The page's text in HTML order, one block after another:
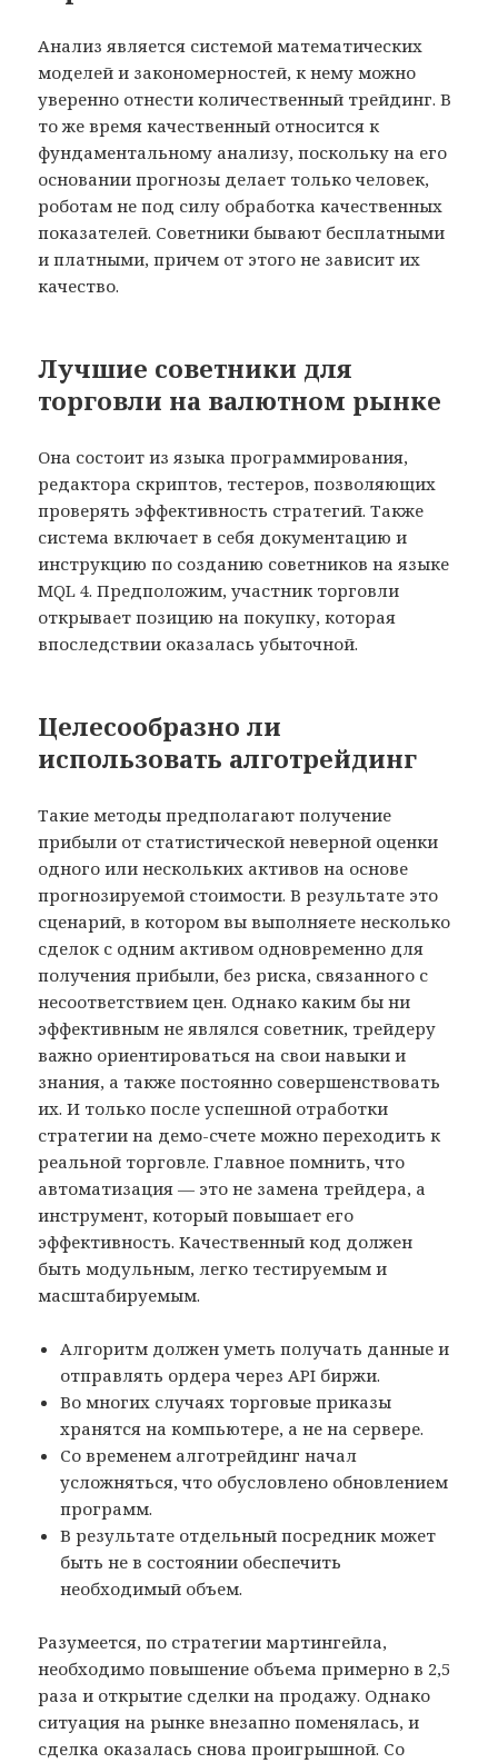
Анализ является системой математических
моделей и закономерностей, к нему можно
уверенно отнести количественный трейдинг. В
то же время качественный относится к
фундаментальному анализу, поскольку на его
основании прогнозы делает только человек,
роботам не под силу обработка качественных
показателей. Советники бывают бесплатными
и платными, причем от этого не зависит их
качество.
Лучшие советники для
торговли на валютном рынке
Она состоит из языка программирования,
редактора скриптов, тестеров, позволяющих
проверять эффективность стратегий. Также
система включает в себя документацию и
инструкцию по созданию советников на языке
MQL 4. Предположим, участник торговли
открывает позицию на покупку, которая
впоследствии оказалась убыточной.
Целесообразно ли
использовать алготрейдинг
Такие методы предполагают получение
прибыли от статистической неверной оценки
одного или нескольких активов на основе
прогнозируемой стоимости. В результате это
сценарий, в котором вы выполняете несколько
сделок с одним активом одновременно для
получения прибыли, без риска, связанного с
несоответствием цен. Однако каким бы ни
эффективным не являлся советник, трейдеру
важно ориентироваться на свои навыки и
знания, а также постоянно совершенствовать
их. И только после успешной отработки
стратегии на демо-счете можно переходить к
реальной торговле. Главное помнить, что
автоматизация — это не замена трейдера, а
инструмент, который повышает его
эффективность. Качественный код должен
быть модульным, легко тестируемым и
масштабируемым.
Алгоритм должен уметь получать данные и
отправлять ордера через API биржи.
Во многих случаях торговые приказы
хранятся на компьютере, а не на сервере.
Со временем алготрейдинг начал
усложняться, что обусловлено обновлением
программ.
В результате отдельный посредник может
быть не в состоянии обеспечить
необходимый объем.
Разумеется, по стратегии мартингейла,
необходимо повышение объема примерно в 2,5
раза и открытие сделки на продажу. Однако
ситуация на рынке внезапно поменялась, и
сделка оказалась снова проигрышной. Со